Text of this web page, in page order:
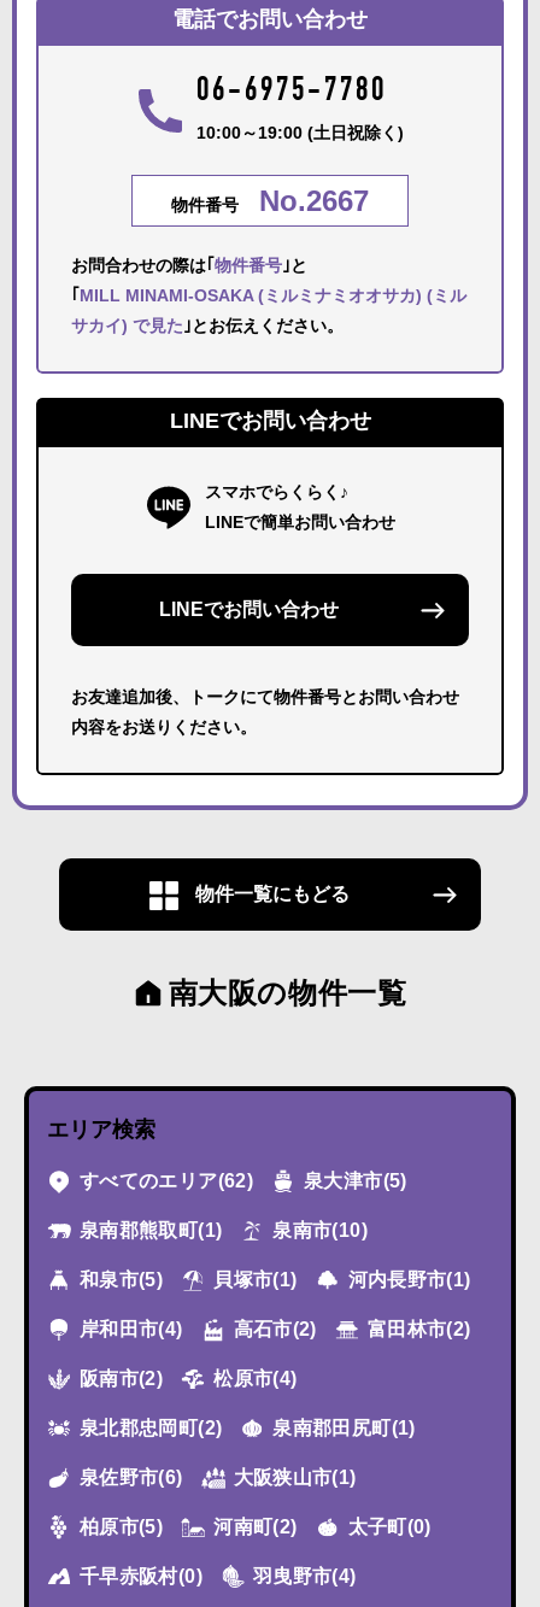
電話でお問い合わせ
06-6975-7780
10:00～19:00 (土日祝除く)
物件番号 No.2667
お問合わせの際は｢ 物件番号 ｣と
MILL MINAMI-OSAKA (ミルミナミオオサカ) (ミル
サカイ) で見た ｣とお伝えください。
LINEでお問い合わせ
スマホでらくらく♪
LINEで簡単お問い合わせ
LINEでお問い合わせ
お友達追加後、トークにて物件番号とお問い合わせ
内容をお送りください。
物件一覧にもどる
南大阪の物件一覧
エリア検索
すべてのエリア(62) 泉大津市(5)
泉南郡熊取町(1) 泉南市(10)
和泉市(5) 貝塚市(1) 河内長野市(1)
岸和田市(4) 高石市(2) 富田林市(2)
阪南市(2) 松原市(4)
泉北郡忠岡町(2) 泉南郡田尻町(1)
泉佐野市(6) 大阪狭山市(1)
柏原市(5) 河南町(2) 太子町(0)
千早赤阪村(0) 羽曳野市(4)